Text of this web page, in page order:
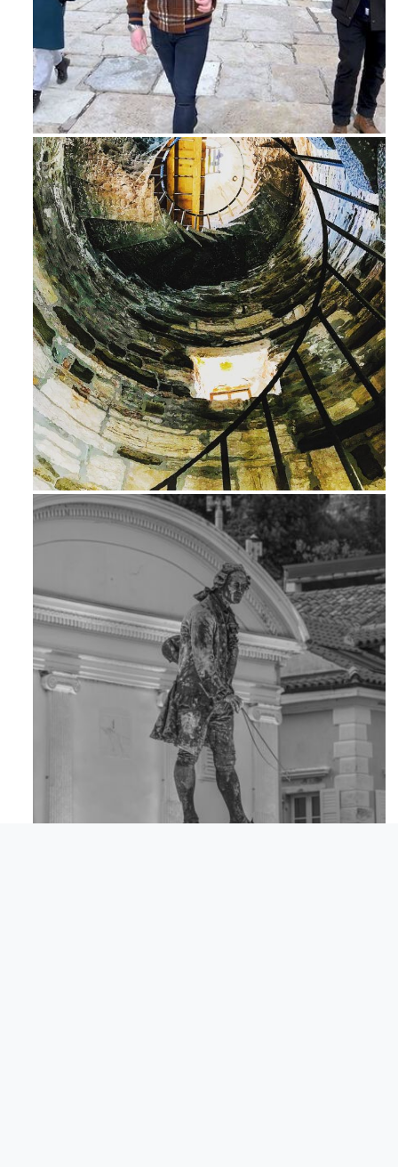
Feb 16
Avg 3
Apr 18